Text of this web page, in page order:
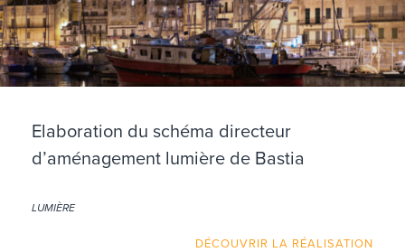
Elaboration du schéma directeur
d’aménagement lumière de Bastia
LUMIÈRE
DÉCOUVRIR LA RÉALISATION